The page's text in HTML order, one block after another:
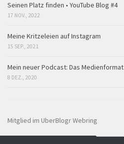
Seinen Platz finden • YouTube Blog #4
17 NOV., 2022
Meine Kritzeleien auf Instagram
15 SEP., 2021
Mein neuer Podcast: Das Medienformat
8 DEZ., 2020
Mitglied im UberBlogr Webring